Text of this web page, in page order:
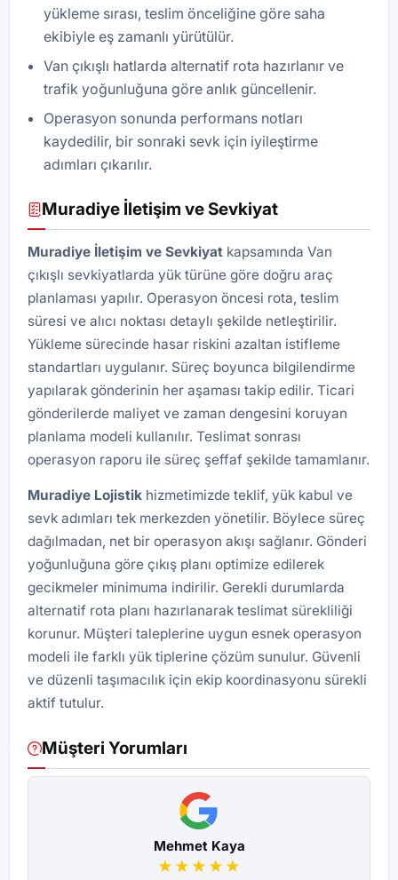
yükleme sırası, teslim önceliğine göre saha
ekibiyle eş zamanlı yürütülür.
Van çıkışlı hatlarda alternatif rota hazırlanır ve
trafik yoğunluğuna göre anlık güncellenir.
Operasyon sonunda performans notları
kaydedilir, bir sonraki sevk için iyileştirme
adımları çıkarılır.
Muradiye İletişim ve Sevkiyat
Muradiye İletişim ve Sevkiyat kapsamında Van
çıkışlı sevkiyatlarda yük türüne göre doğru araç
planlaması yapılır. Operasyon öncesi rota, teslim
süresi ve alıcı noktası detaylı şekilde netleştirilir.
Yükleme sürecinde hasar riskini azaltan istifleme
standartları uygulanır. Süreç boyunca bilgilendirme
yapılarak gönderinin her aşaması takip edilir. Ticari
gönderilerde maliyet ve zaman dengesini koruyan
planlama modeli kullanılır. Teslimat sonrası
operasyon raporu ile süreç şeffaf şekilde tamamlanır.
Muradiye Lojistik hizmetimizde teklif, yük kabul ve
sevk adımları tek merkezden yönetilir. Böylece süreç
dağılmadan, net bir operasyon akışı sağlanır. Gönderi
yoğunluğuna göre çıkış planı optimize edilerek
gecikmeler minimuma indirilir. Gerekli durumlarda
alternatif rota planı hazırlanarak teslimat sürekliliği
korunur. Müşteri taleplerine uygun esnek operasyon
modeli ile farklı yük tiplerine çözüm sunulur. Güvenli
ve düzenli taşımacılık için ekip koordinasyonu sürekli
aktif tutulur.
Müşteri Yorumları
Mehmet Kaya
★★★★★